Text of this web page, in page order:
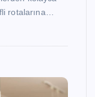
rotalarına…